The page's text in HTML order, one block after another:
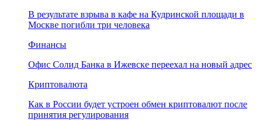
В результате взрыва в кафе на Кудринской площади в
Москве погибли три человека
Финансы
Офис Солид Банка в Ижевске переехал на новый адрес
Криптовалюта
Как в России будет устроен обмен криптовалют после
принятия регулирования